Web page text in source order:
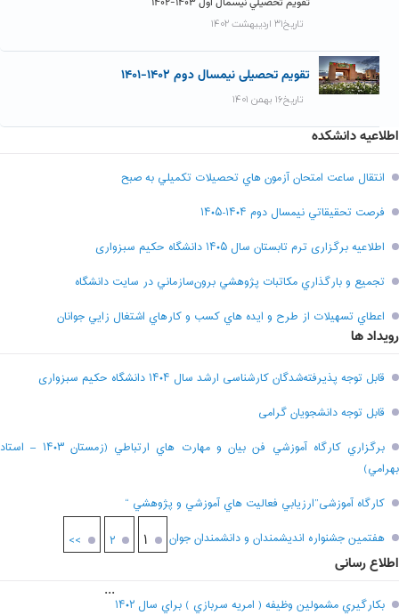
تاریخ۳۱ اردیبهشت ۱۴۰۲
تقویم تحصیلی نیمسال دوم ۱۴۰۲-۱۴۰۱
تاریخ۱۶ بهمن ۱۴۰۱
اطلاعیه دانشکده
انتقال ساعت امتحان آزمون هاي تحصيلات تکميلي به صبح
فرصت تحقيقاتي نیمسال دوم ۱۴۰۴-۱۴۰۵
اطلاعیه برگزاری ترم تابستان سال ۱۴۰۵ دانشگاه حکیم سبزواری
تجميع و بارگذاري مکاتبات پژوهشي برون‌سازماني در سايت دانشگاه
اعطاي تسهيلات از طرح و ايده هاي کسب و کارهاي اشتغال زايي جوانان
رویداد ها
قابل توجه پذیرفته‌شدگان کارشناسی ارشد سال ۱۴۰۴ دانشگاه حکیم سبزواری
قابل توجه دانشجویان گرامی
برگزاري کارگاه آموزشي فن بيان و مهارت هاي ارتباطي (زمستان ۱۴۰۳ – استاد
بهرامي)
کارگاه آموزشی”ارزيابي فعاليت هاي آموزشي و پژوهشي “
هفتمين جشنواره انديشمندان و دانشمندان جوان
۱ ۲ >>
اطلاع رسانی
بکارگيري مشمولين وظيفه ( امريه سربازي ) براي سال ۱۴۰۲
...